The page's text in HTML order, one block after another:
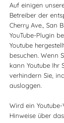
Auf einigen
Betreiber der
Cherry Ave., San
YouTube-Plugin
Youtube
besuchen. Wenn
kann Youtube Ihr
verhindern Sie,
ausloggen.
Wird ein
Hinweise über